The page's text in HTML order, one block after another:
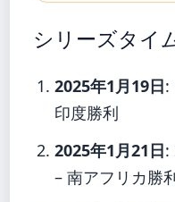
シリーズタイ
2025年1月19日:
印度勝利
2025年1月21日:
– 南アフリカ勝